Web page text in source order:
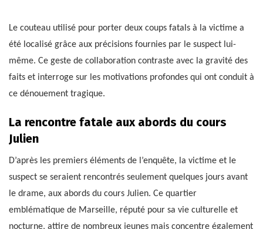
Le couteau utilisé pour porter deux coups fatals à la victime a
été localisé grâce aux précisions fournies par le suspect lui-
même. Ce geste de collaboration contraste avec la gravité des
faits et interroge sur les motivations profondes qui ont conduit à
ce dénouement tragique.
La rencontre fatale aux abords du cours
Julien
D’après les premiers éléments de l’enquête, la victime et le
suspect se seraient rencontrés seulement quelques jours avant
le drame, aux abords du cours Julien. Ce quartier
emblématique de Marseille, réputé pour sa vie culturelle et
nocturne, attire de nombreux jeunes mais concentre également